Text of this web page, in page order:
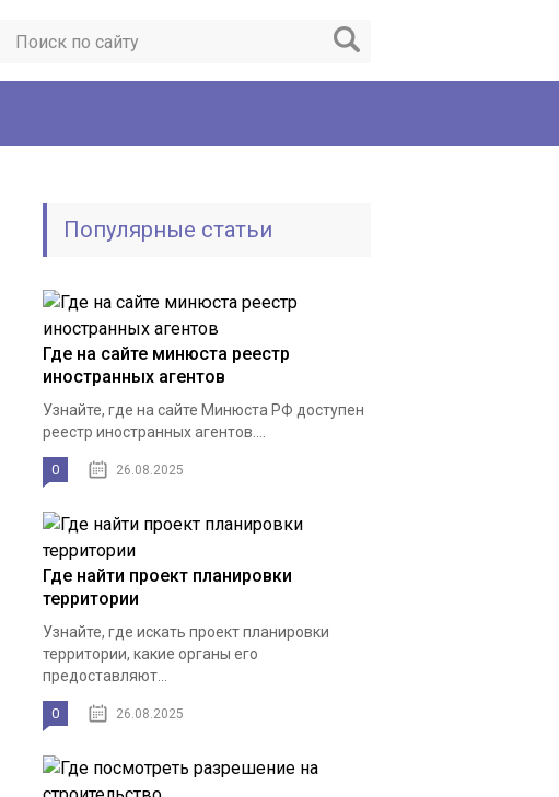
Популярные статьи
Где на сайте минюста реестр
иностранных агентов
Узнайте, где на сайте Минюста РФ доступен
реестр иностранных агентов....
0 26.08.2025
Где найти проект планировки
территории
Узнайте, где искать проект планировки
территории, какие органы его
предоставляют...
0 26.08.2025